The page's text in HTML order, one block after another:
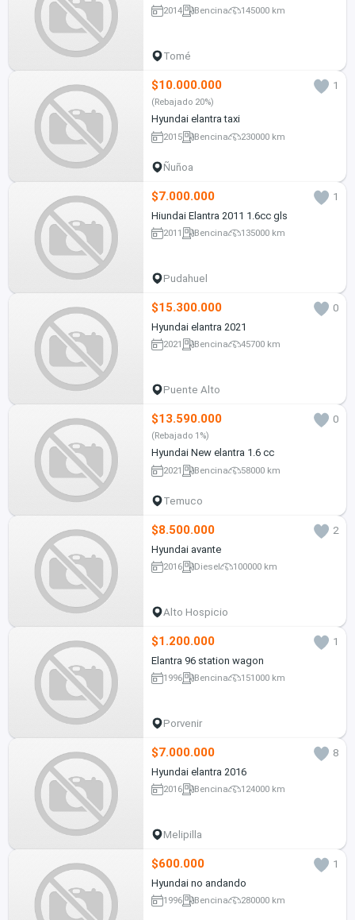
2014 Bencina 145000 km
Tomé
$10.000.000 1
(Rebajado 20%)
Hyundai elantra taxi
2015 Bencina 230000 km
Ñuñoa
$7.000.000
1
Hiundai Elantra 2011 1.6cc gls
2011 Bencina 135000 km
Pudahuel
$15.300.000
0
Hyundai elantra 2021
2021 Bencina 45700 km
Puente Alto
$13.590.000 0
(Rebajado 1%)
Hyundai New elantra 1.6 cc
2021 Bencina 58000 km
Temuco
$8.500.000
2
Hyundai avante
2016 Diesel 100000 km
Alto Hospicio
$1.200.000
1
Elantra 96 station wagon
1996 Bencina 151000 km
Porvenir
$7.000.000
8
Hyundai elantra 2016
2016 Bencina 124000 km
Melipilla
$600.000
1
Hyundai no andando
1996 Bencina 280000 km